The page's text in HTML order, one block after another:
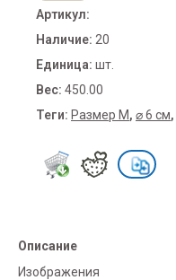
Артикул:
Наличие: 20
Единица: шт.
Вес: 450.00
Теги: Размер M, ⌀ 6 см,
Описание
Изображения